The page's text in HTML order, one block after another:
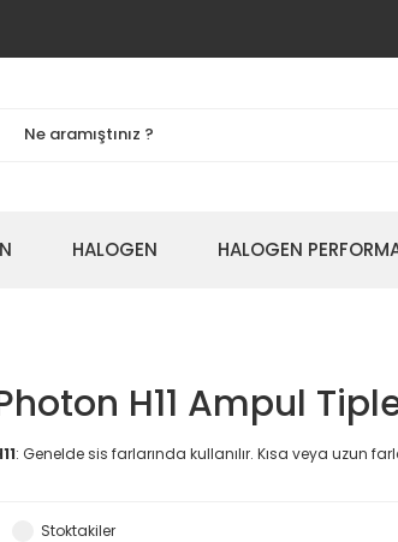
HALOGEN HALOGEN
H11 Ampul
: Genelde sis farlarında kullanılır. Kısa veya uzun
Stoktakiler